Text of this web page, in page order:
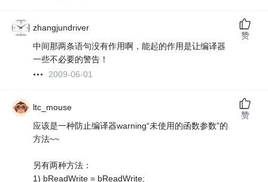
zhangjundriver
中间那两条语句没有作用啊，能起的作用是让编译器
一些不必要的警告！
2009-06-01
赞
ltc_mouse
应该是一种防止编译器warning“未使用的函数参数”的
方法~~
另有两种方法：
1) bReadWrite = bReadWrite;
赞